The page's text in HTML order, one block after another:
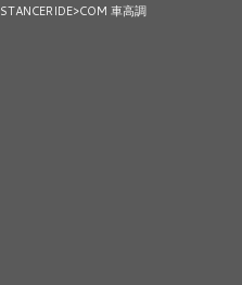
STANCERIDE>COM 車高調